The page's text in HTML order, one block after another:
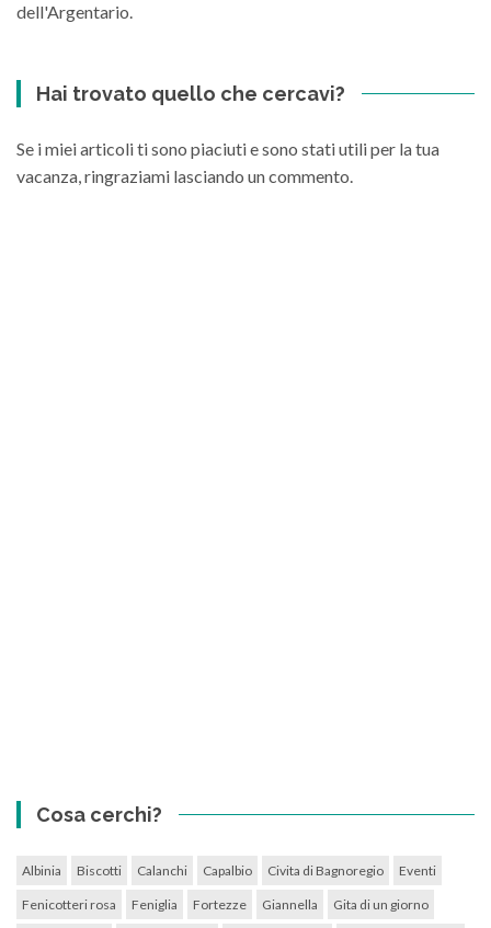
dell'Argentario.
Hai trovato quello che cercavi?
Se i miei articoli ti sono piaciuti e sono stati utili per la tua
vacanza, ringraziami lasciando un commento.
Cosa cerchi?
Albinia Biscotti Calanchi Capalbio Civita di Bagnoregio Eventi
Fenicotteri rosa Feniglia Fortezze Giannella Gita di un giorno